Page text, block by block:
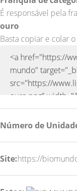
É responsável pela
ouro
Basta copiar e colar
Número de
Site:https://